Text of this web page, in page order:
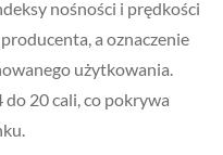
nośności i prędkości
a oznaczenie
użytkowania.
20 cali, co pokrywa